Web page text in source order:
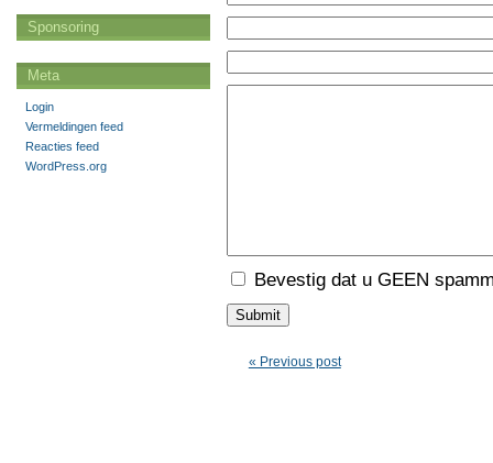
Bevestig dat u GEEN
« Previous post
Sponsoring
Meta
Login
Vermeldingen feed
Reacties feed
WordPress.org